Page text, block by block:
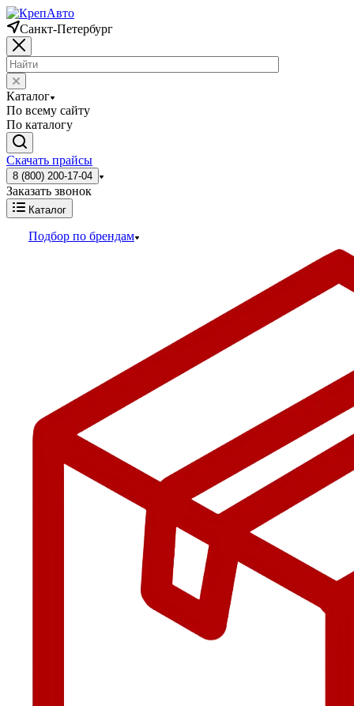
Санкт-Петербург
Каталог
По всему сайту
По каталогу
Скачать прайсы
8 (800) 200-17-04
Заказать звонок
Каталог
Подбор по брендам